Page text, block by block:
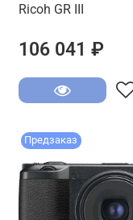
Ricoh GR III
106 041 ₽
Предзаказ